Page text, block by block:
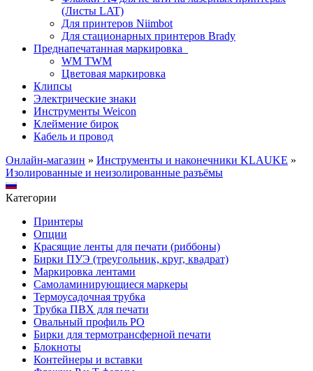
(Листы LAT)
Для принтеров Niimbot
Для стационарных принтеров Brady
Преднапечатанная маркировка
WM TWM
Цветовая маркировка
Клипсы
Электрические знаки
Инструменты Weicon
Клеймение бирок
Кабель и провод
Онлайн-магазин » Инструменты и наконечники KLAUKE »
Изолированные и неизолированные разъёмы
Категории
Принтеры
Опции
Красящие ленты для печати (риббоны)
Бирки ПУЭ (треугольник, круг, квадрат)
Маркировка лентами
Самоламинирующиеся маркеры
Термоусадочная трубка
Трубка ПВХ для печати
Овальный профиль PO
Бирки для термотрансферной печати
Блокноты
Контейнеры и вставки